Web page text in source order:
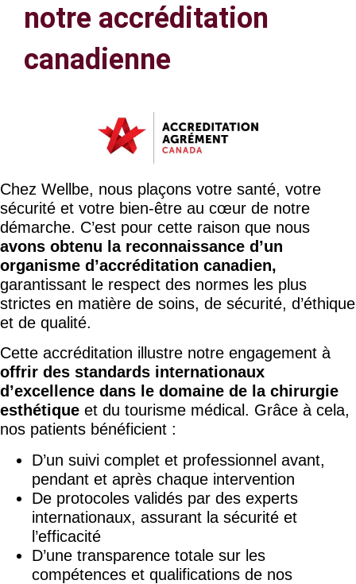
notre accréditation
canadienne
Chez Wellbe, nous plaçons votre santé, votre
sécurité et votre bien-être au cœur de notre
démarche. C’est pour cette raison que nous
avons obtenu la reconnaissance d’un
organisme d’accréditation canadien,
garantissant le respect des normes les plus
strictes en matière de soins, de sécurité, d’éthique
et de qualité.
Cette accréditation illustre notre engagement à
offrir des standards internationaux
d’excellence dans le domaine de la chirurgie
esthétique et du tourisme médical. Grâce à cela,
nos patients bénéficient :
D’un suivi complet et professionnel avant,
pendant et après chaque intervention
De protocoles validés par des experts
internationaux, assurant la sécurité et
l’efficacité
D’une transparence totale sur les
compétences et qualifications de nos